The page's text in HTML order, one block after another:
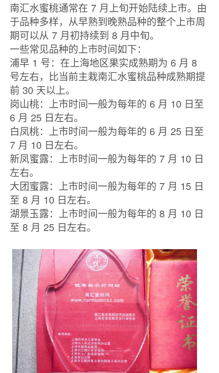
南汇水蜜桃通常在 7 月上旬开始陆续上市。由
于品种多样，从早熟到晚熟品种的整个上市周
期可以从 7 月初持续到 8 月中旬。
一些常见品种的上市时间如下：
浦早 1 号：在上海地区果实成熟期为 6 月 8
号左右，比当前主栽南汇水蜜桃品种成熟期提
前 30 天以上。
岗山桃：上市时间一般为每年的 6 月 10 日至
6 月 25 日左右。
白凤桃：上市时间一般为每年的 6 月 25 日至
7 月 10 日左右。
新凤蜜露：上市时间一般为每年的 7 月 10 日
左右。
大团蜜露：上市时间一般为每年的 7 月 15 日
至 8 月 10 日左右。
湖景玉露：上市时间一般为每年的 8 月 10 日
至 8 月 25 日左右。